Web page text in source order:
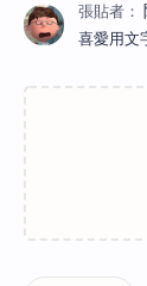
喜愛用文